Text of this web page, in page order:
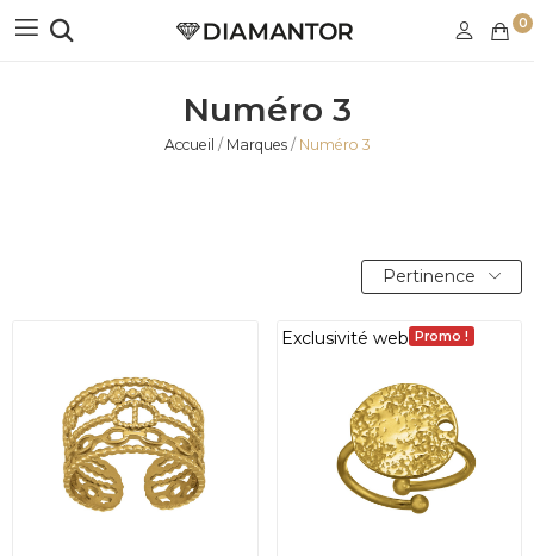
0
Numéro 3
Accueil Marques Numéro 3
Pertinence
Exclusivité web Promo !